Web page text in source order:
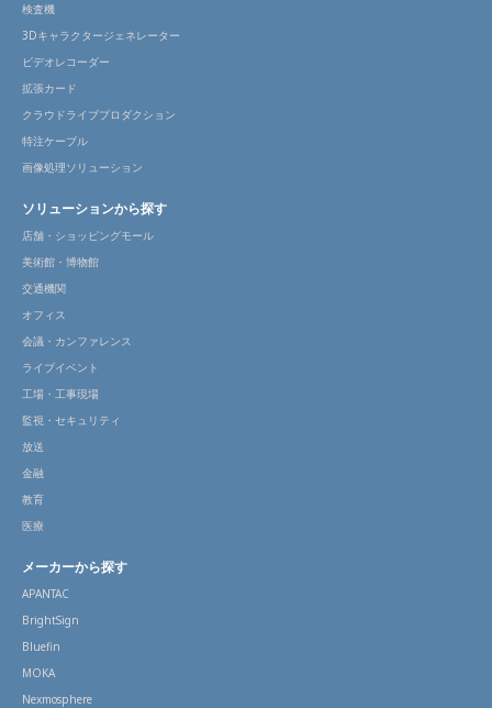
検査機
3Dキャラクタージェネレーター
ビデオレコーダー
拡張カード
クラウドライブプロダクション
特注ケーブル
画像処理ソリューション
ソリューションから探す
店舗・ショッピングモール
美術館・博物館
交通機関
オフィス
会議・カンファレンス
ライブイベント
工場・工事現場
監視・セキュリティ
放送
金融
教育
医療
メーカーから探す
APANTAC
BrightSign
Bluefin
MOKA
Nexmosphere